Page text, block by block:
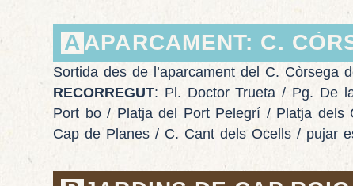
A APARCAMENT: C.
Sortida des de l’aparcament del C. Còrsega
RECORREGUT: Pl. Doctor Trueta / Pg. De
Port bo / Platja del Port Pelegrí / Platja
Cap de Planes / C. Cant dels Ocells / pujar